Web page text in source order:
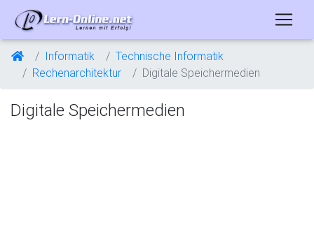
Informatik
Technische Informatik
Rechenarchitektur
Digitale Speichermedien
Digitale Speichermedien